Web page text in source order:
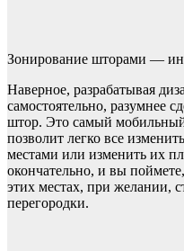
Зонирование шторами —
Наверное, разрабатывая
самостоятельно, разумнее
штор. Это самый
позволит легко все
местами или изменить их
окончательно, и вы
этих местах, при желании,
перегородки.